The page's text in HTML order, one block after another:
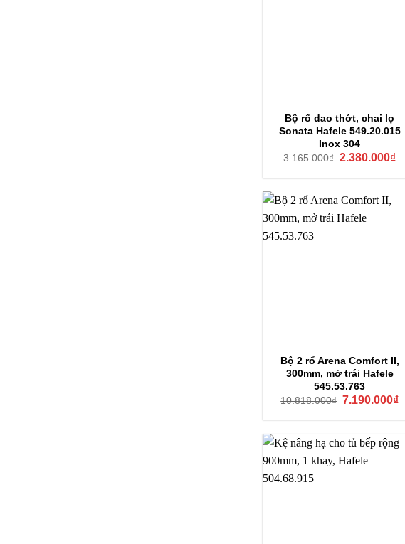
Bộ rổ dao thớt, chai lọ
Sonata Hafele 549.20.015
Inox 304
3.165.000₫ Giá
là:
2.380.000₫Giá
Bộ 2 rổ Arena Comfort II,
300mm, mở trái Hafele
545.53.763
10.818.000₫ Giá
là:
7.190.000₫